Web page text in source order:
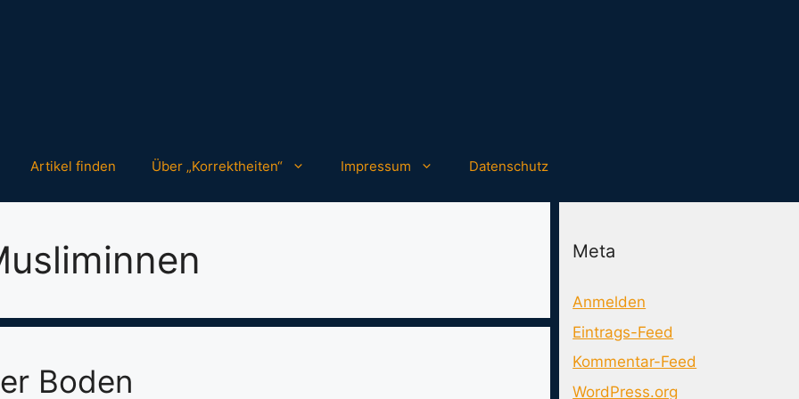
Artikel finden Über „Korrektheiten“ Impressum Datenschutz
Boden
Meta
Anmelden
Eintrags-Feed
Kommentar-Feed
WordPress.org